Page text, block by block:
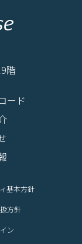
階
ード
基本方針
方針
ン